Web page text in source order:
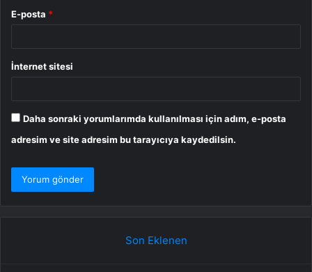
E-posta *
İnternet sitesi
Daha sonraki yorumlarımda kullanılması için adım, e-posta
adresim ve site adresim bu tarayıcıya kaydedilsin.
Son Eklenen